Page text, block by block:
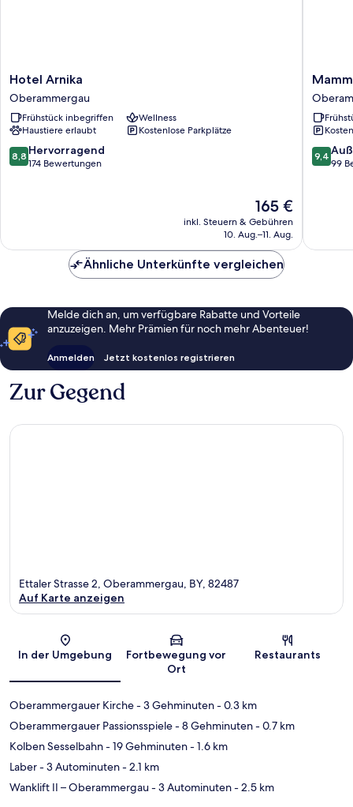
Hotel
Arnika
Oberammergau
Hotel Arnika
Oberammergau
Frühstück inbegriffen
Wellness
Haustiere erlaubt
Kostenlose Parkplätze
8.8
von
8,8 Hervorragend
174 Bewertungen
Der
Preis
beträgt
165 €
inkl. Steuern & Gebühren
10. Aug.–11. Aug.
Suite
&
9.4
von
9,4
99
Ähnliche Unterkünfte vergleichen
Melde dich an, um verfügbare Rabatte und Vorteile
anzuzeigen. Mehr Prämien für noch mehr Abenteuer!
Anmelden Jetzt kostenlos registrieren
Zur Gegend
Karte
Ettaler Strasse 2, Oberammergau, BY, 82487
Auf Karte anzeigen
In der Umgebung
Fortbewegung vor
Ort
Restaurants
Oberammergauer Kirche- 3 Gehminuten- 0.3 km
Oberammergauer Passionsspiele- 8 Gehminuten- 0.7 km
Kolben Sesselbahn- 19 Gehminuten- 1.6 km
Laber- 3 Autominuten- 2.1 km
Wanklift II – Oberammergau- 3 Autominuten- 2.5 km